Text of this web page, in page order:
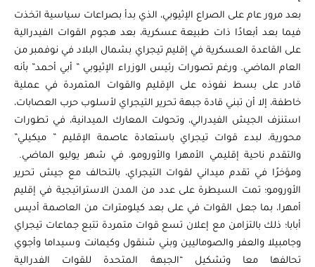
بعد مرور عام على الصراع الإثيوبي، الذي بدأ بصراعات سياسية اتخذت
فيما بعد أبعادًا ذات طبيعة عسكرية، بعد هجوم القوات الفيدرالية
على القاعدة العسكرية في إقليم تيجراي بشمال البلاد في نوفمبر من
العام الماضي. ورغم تصورات رئيس الوزراء الإثيوبي ” أبي أحمد” بأنه
قادر على بسط نفوذه على الإقليم والقوات المتمردة في عملية
خاطفة، إلا أن تبني قادة جبهة تحرير التيجراي لأسلوب حرب العصابات،
استنزف الجيش الفيدرالي، وتحولت المعارك الميدانية، في تطورات
محورية، لبدء قوات تيجراي باستعادة عاصمة الإقليم ” ميكيلي”
والتقدم ناحية إقليمي الأمهرا والأورومو، في شهر يوليو الماضي.
ومؤخرًا في تقدم ميداني لقوات التيجراي، بالتحالف مع جيش تحرير
الأورومو؛ تمت السيطرة على عدد من المدن الاستراتيجية في إقليم
أمهرا، بما جعل القوات في على بعد كيلومترات من العاصمة أديس
أبابا؛ ذلك بالتزامن مع إعلان تسع قوات متمردة تتبع جماعات تيجراي
وجامبيلا والعفر والصوماليين وبني شنقول وكيمانت وسيداما وأجوي
تحالفها معا وتشكيل “الجبهة المتحدة للقوات الفدرالية